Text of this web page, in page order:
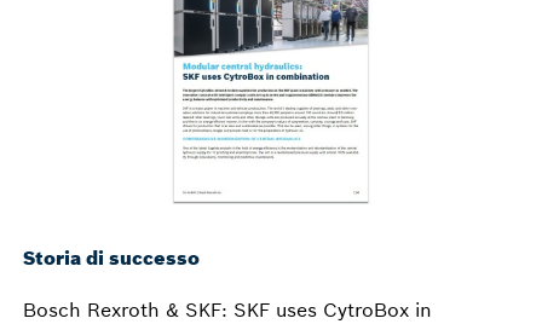
Storia di successo
Bosch Rexroth & SKF: SKF uses CytroBox in